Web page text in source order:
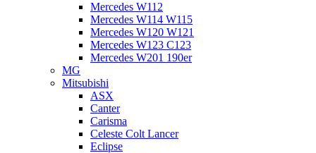
Mercedes W112
Mercedes W114 W115
Mercedes W120 W121
Mercedes W123 C123
Mercedes W201 190er
MG
Mitsubishi
ASX
Canter
Carisma
Celeste Colt Lancer
Eclipse